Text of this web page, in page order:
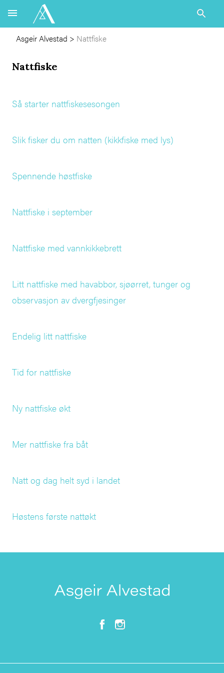
Asgeir Alvestad > Nattfiske
Nattfiske
Så starter nattfiskesesongen
Slik fisker du om natten (kikkfiske med lys)
Spennende høstfiske
Nattfiske i september
Nattfiske med vannkikkebrett
Litt nattfiske med havabbor, sjøørret, tunger og
observasjon av dvergfjesinger
Endelig litt nattfiske
Tid for nattfiske
Ny nattfiske økt
Mer nattfiske fra båt
Natt og dag helt syd i landet
Høstens første nattøkt